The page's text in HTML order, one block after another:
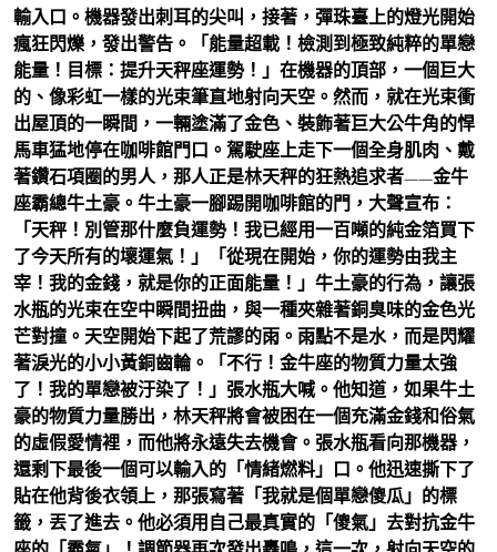
輸入口。機器發出刺耳的尖叫，接著，彈珠臺上的燈光開始
瘋狂閃爍，發出警告。「能量超載！檢測到極致純粹的單戀
能量！目標：提升天秤座運勢！」在機器的頂部，一個巨大
的、像彩虹一樣的光束筆直地射向天空。然而，就在光束衝
出屋頂的一瞬間，一輛塗滿了金色、裝飾著巨大公牛角的悍
馬車猛地停在咖啡館門口。駕駛座上走下一個全身肌肉、戴
著鑽石項圈的男人，那人正是林天秤的狂熱追求者——金牛
座霸總牛土豪。牛土豪一腳踢開咖啡館的門，大聲宣布：
「天秤！別管那什麼負運勢！我已經用一百噸的純金箔買下
了今天所有的壞運氣！」「從現在開始，你的運勢由我主
宰！我的金錢，就是你的正面能量！」牛土豪的行為，讓張
水瓶的光束在空中瞬間扭曲，與一種夾雜著銅臭味的金色光
芒對撞。天空開始下起了荒謬的雨。雨點不是水，而是閃耀
著淚光的小小黃銅齒輪。「不行！金牛座的物質力量太強
了！我的單戀被汙染了！」張水瓶大喊。他知道，如果牛土
豪的物質力量勝出，林天秤將會被困在一個充滿金錢和俗氣
的虛假愛情裡，而他將永遠失去機會。張水瓶看向那機器，
還剩下最後一個可以輸入的「情緒燃料」口。他迅速撕下了
貼在他背後衣領上，那張寫著「我就是個單戀傻瓜」的標
籤，丟了進去。他必須用自己最真實的「傻氣」去對抗金牛